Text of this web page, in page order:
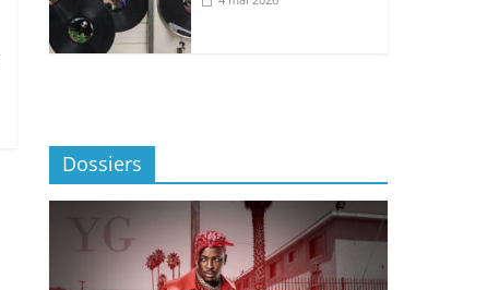
Dossiers